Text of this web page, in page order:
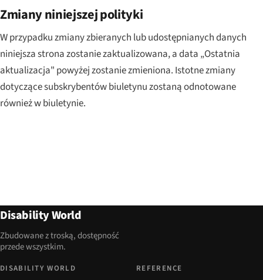
Zmiany niniejszej polityki
W przypadku zmiany zbieranych lub udostępnianych danych
niniejsza strona zostanie zaktualizowana, a data „Ostatnia
aktualizacja" powyżej zostanie zmieniona. Istotne zmiany
dotyczące subskrybentów biuletynu zostaną odnotowane
również w biuletynie.
Disability World
Zbudowane z troską, dostępność
przede wszystkim.
DISABILITY WORLD REFERENCE